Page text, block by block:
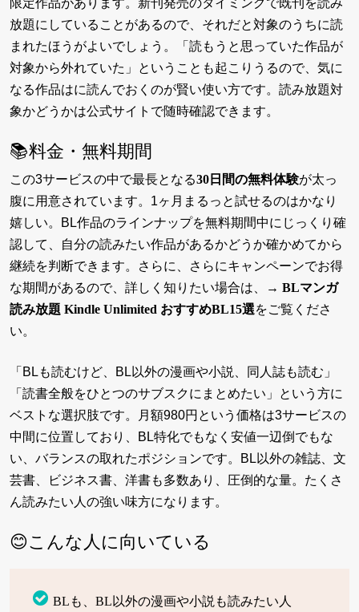
限定作品があります。新刊発売のタイミングで既刊を読み
放題にしていることがあるので、それだと対象のうちに読
まれたほうがよいでしょう。「読もうと思っていた作品が
対象から外れていた」ということも起こりうるので、気に
なる作品はに読んでおくのが賢い使い方です。読み放題対
象かどうかは公式サイトで随時確認できます。
📚料金・無料期間
この3サービスの中で最長となる30日間の無料体験が太っ
腹に用意されています。1ヶ月まるっと試せるのはかなり
嬉しい。BL作品のラインナップを無料期間中にじっくり確
認して、自分の読みたい作品があるかどうか確かめてから
継続を判断できます。さらに、さらにキャンペーンでお得
な期間があるので、詳しく知りたい場合は、
→ BLマンガ
読み放題 Kindle Unlimited おすすめBL15選をご覧くださ
い。
「BLも読むけど、BL以外の漫画や小説、同人誌も読む」
「読書全般をひとつのサブスクにまとめたい」という方に
ベストな選択肢です。月額980円という価格は3サービスの
中間に位置しており、BL特化でもなく安値一辺倒でもな
い、バランスの取れたポジションです。BL以外の雑誌、文
芸書、ビジネス書、洋書も多数あり、圧倒的な量。たくさ
ん読みたい人の強い味方になります。
😊こんな人に向いている
BLも、BL以外の漫画や小説も読みたい人